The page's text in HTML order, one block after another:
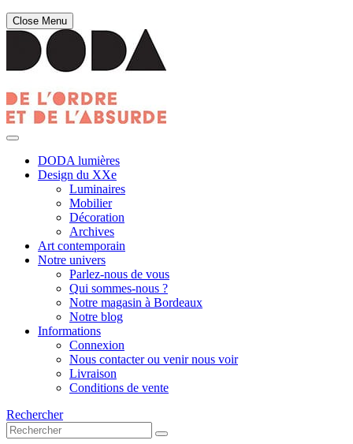
Close Menu
DODA lumières
Design du XXe
Luminaires
Mobilier
Décoration
Archives
Art contemporain
Notre univers
Parlez-nous de vous
Qui sommes-nous ?
Notre magasin à Bordeaux
Notre blog
Informations
Connexion
Nous contacter ou venir nous voir
Livraison
Conditions de vente
Rechercher